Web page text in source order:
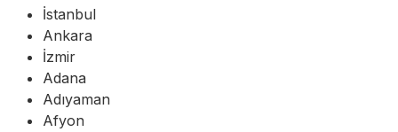
İstanbul
Ankara
İzmir
Adana
Adıyaman
Afyon